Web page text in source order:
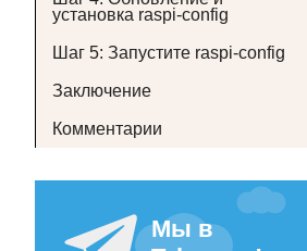
установка raspi-config
Шаг 5: Запустите raspi-config
Заключение
Комментарии